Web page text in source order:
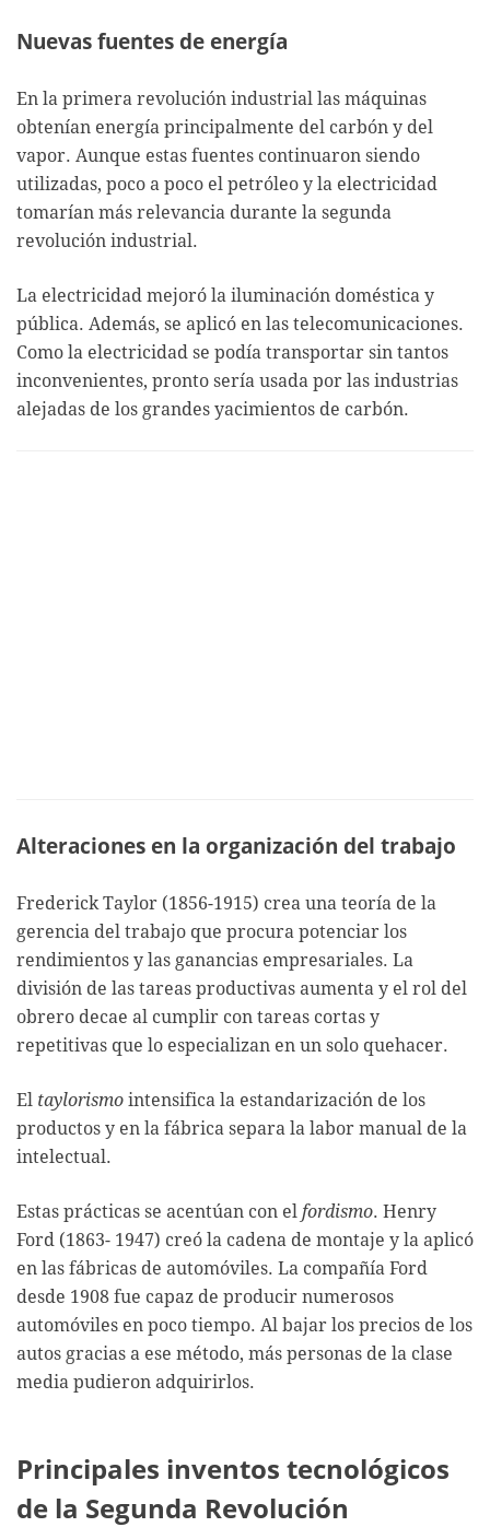
Nuevas fuentes de energía
En la primera revolución industrial las máquinas
obtenían energía principalmente del carbón y del
vapor. Aunque estas fuentes continuaron siendo
utilizadas, poco a poco el petróleo y la electricidad
tomarían más relevancia durante la segunda
revolución industrial.
La electricidad mejoró la iluminación doméstica y
pública. Además, se aplicó en las telecomunicaciones.
Como la electricidad se podía transportar sin tantos
inconvenientes, pronto sería usada por las industrias
alejadas de los grandes yacimientos de carbón.
Alteraciones en la organización del trabajo
Frederick Taylor (1856-1915) crea una teoría de la
gerencia del trabajo que procura potenciar los
rendimientos y las ganancias empresariales. La
división de las tareas productivas aumenta y el rol del
obrero decae al cumplir con tareas cortas y
repetitivas que lo especializan en un solo quehacer.
El taylorismo intensifica la estandarización de los
productos y en la fábrica separa la labor manual de la
intelectual.
Estas prácticas se acentúan con el fordismo. Henry
Ford (1863- 1947) creó la cadena de montaje y la aplicó
en las fábricas de automóviles. La compañía Ford
desde 1908 fue capaz de producir numerosos
automóviles en poco tiempo. Al bajar los precios de los
autos gracias a ese método, más personas de la clase
media pudieron adquirirlos.
Principales inventos tecnológicos
de la Segunda Revolución